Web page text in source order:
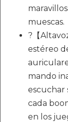
muescas.
?【
estéreo
mando
escuchar
cada
en los